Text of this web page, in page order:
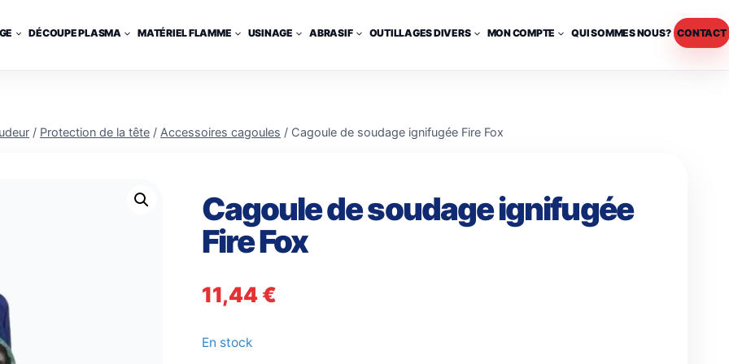
DÉCOUPE PLASMA MATÉRIEL FLAMME USINAGE ABRASIF OUTILLAGES DIVERS MON COMPTE QUI SOMMES NOUS? CONTACT
/ Protection de la tête / Accessoires cagoules / Cagoule de soudage ignifugée Fire Fox
Cagoule de soudage ignifugée
Fire Fox
11,44 €
En stock